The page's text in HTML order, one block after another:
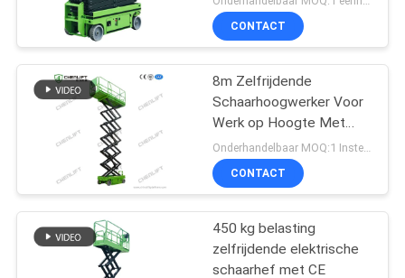
CONTACT
8m Zelfrijdende
Schaarhoogwerker Voor
Werk op Hoogte Met
230Kg Laadvermogen
CONTACT
450 kg belasting
zelfrijdende elektrische
schaarhef met CE